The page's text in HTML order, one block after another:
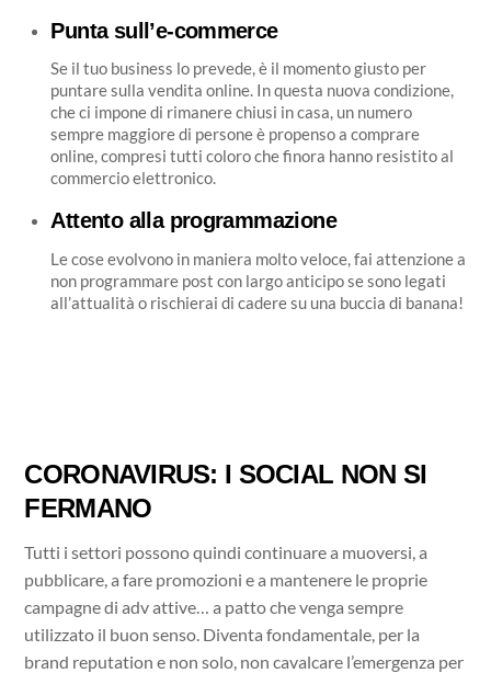
Punta sull’e-commerce
Se il tuo business lo prevede, è il momento giusto per
puntare sulla vendita online. In questa nuova condizione,
che ci impone di rimanere chiusi in casa, un numero
sempre maggiore di persone è propenso a comprare
online, compresi tutti coloro che finora hanno resistito al
commercio elettronico.
Attento alla programmazione
Le cose evolvono in maniera molto veloce, fai attenzione a
non programmare post con largo anticipo se sono legati
all’attualità o rischierai di cadere su una buccia di banana!
CORONAVIRUS: I SOCIAL NON SI
FERMANO
Tutti i settori possono quindi continuare a muoversi, a
pubblicare, a fare promozioni e a mantenere le proprie
campagne di adv attive… a patto che venga sempre
utilizzato il buon senso. Diventa fondamentale, per la
brand reputation e non solo, non cavalcare l’emergenza per